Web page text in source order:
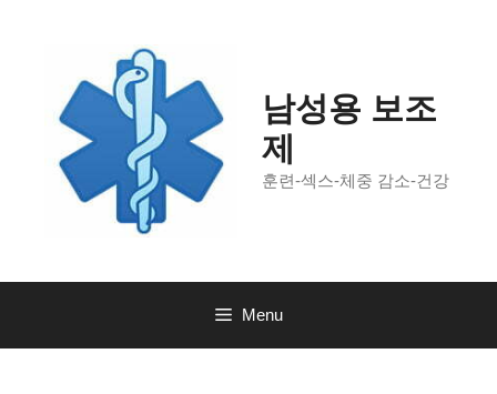
남성용 보조
제
훈련-섹스-체중 감소-건강
Menu